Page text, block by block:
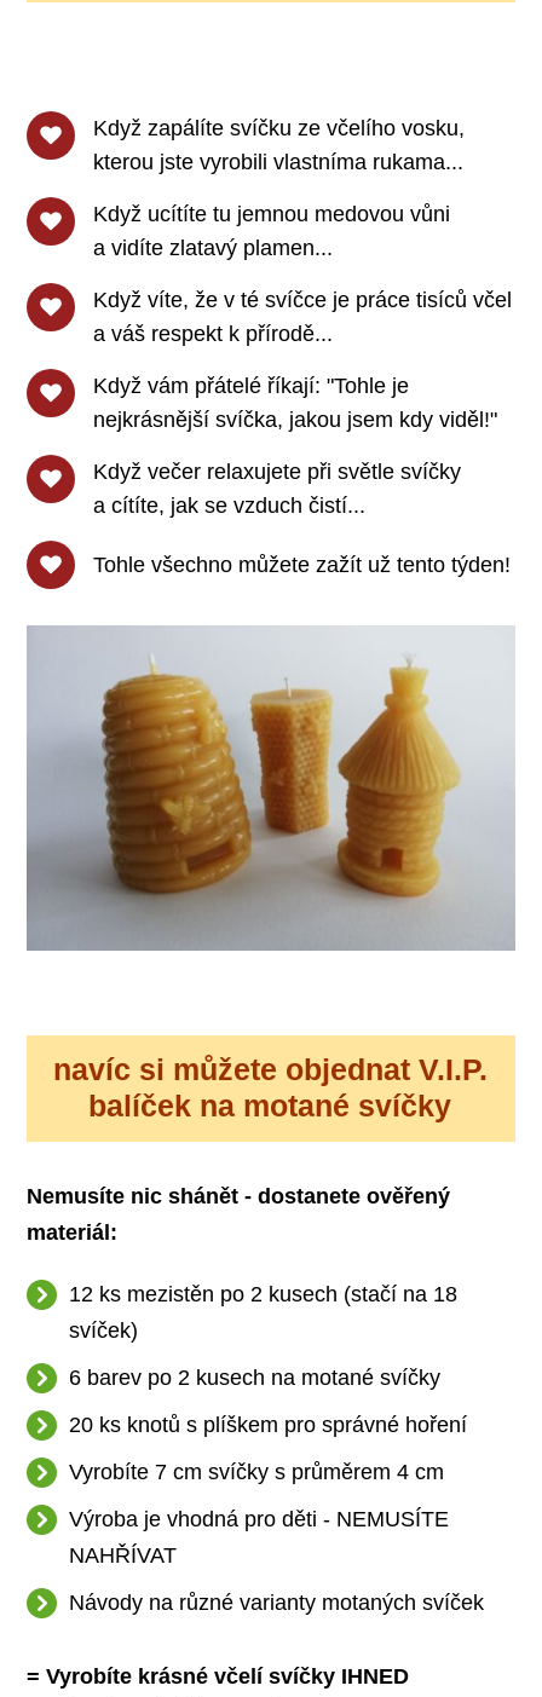
Když zapálíte svíčku ze včelího vosku,
kterou jste vyrobili vlastníma rukama...
Když ucítíte tu jemnou medovou vůni
a vidíte zlatavý plamen...
Když víte, že v té svíčce je práce tisíců včel
a váš respekt k přírodě...
Když vám přátelé říkají: "Tohle je
nejkrásnější svíčka, jakou jsem kdy viděl!"
Když večer relaxujete při světle svíčky
a cítíte, jak se vzduch čistí...
Tohle všechno můžete zažít už tento týden!
navíc si můžete objednat V.I.P.
balíček na motané svíčky
Nemusíte nic shánět - dostanete ověřený
materiál:
12 ks mezistěn po 2 kusech (stačí na 18
svíček)
6 barev po 2 kusech na motané svíčky
20 ks knotů s plíškem pro správné hoření
Vyrobíte 7 cm svíčky s průměrem 4 cm
Výroba je vhodná pro děti - NEMUSÍTE
NAHŘÍVAT
Návody na různé varianty motaných svíček
= Vyrobíte krásné včelí svíčky IHNED